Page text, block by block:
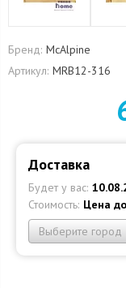
Бренд: McAlpine
Артикул: MRB12-316
Доставка
Будет у вас:
Стоимость: Цена
Выберите город